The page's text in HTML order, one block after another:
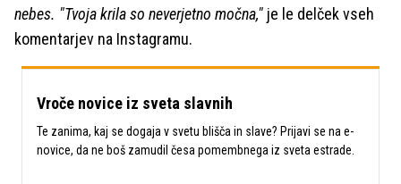
nebes. "Tvoja krila so neverjetno močna," je le delček vseh
komentarjev na Instagramu.
Vroče novice iz sveta slavnih
Te zanima, kaj se dogaja v svetu blišča in slave? Prijavi se na e-
novice, da ne boš zamudil česa pomembnega iz sveta estrade.